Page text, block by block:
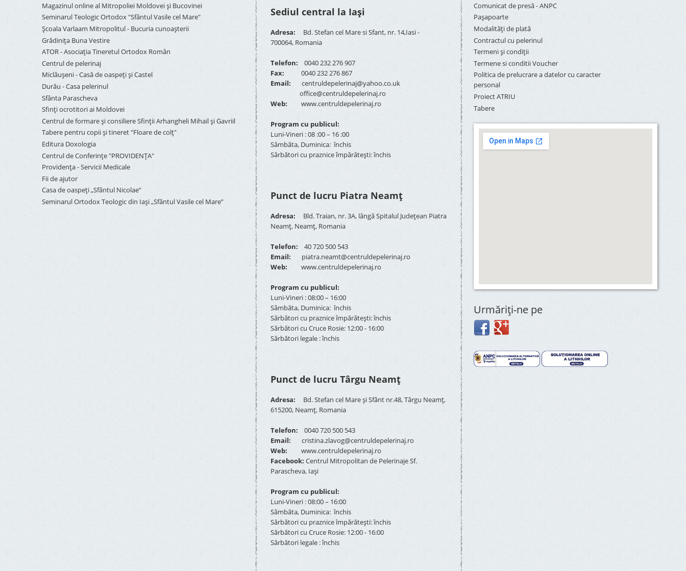
Magazinul online al Mitropoliei Moldovei și Bucovinei
Seminarul Teologic Ortodox "Sfântul Vasile cel Mare"
Şcoala Varlaam Mitropolitul - Bucuria cunoaşterii
Grădinița Buna Vestire
ATOR - Asociaţia Tineretul Ortodox Român
Centrul de pelerinaj
Miclăușeni - Casă de oaspeţi şi Castel
Durău - Casa pelerinul
Sfânta Parascheva
Sfinți ocrotitori ai Moldovei
Centrul de formare și consiliere Sfinții Arhangheli Mihail și Gavriil
Tabere pentru copii şi tineret "Floare de colţ"
Editura Doxologia
Centrul de Conferinţe "PROVIDENŢA"
Providenţa - Servicii Medicale
Fii de ajutor
Casa de oaspeți „Sfântul Nicolae”
Seminarul Ortodox Teologic din Iași „Sfântul Vasile cel Mare”
Sediul central la Iași
Adresa: Bd. Stefan cel Mare si Sfant, nr. 14,Iasi -
700064, Romania
Telefon:0040 232 276 907
Fax: 0040 232 276 867
Email:
centruldepelerinaj@yahoo.co.uk
office@centruldepelerinaj.ro
Web:
www.centruldepelerinaj.ro
Program cu publicul:
Luni-Vineri : 08 :00 – 16 :00
Sâmbăta, Duminica: închis
Sărbători cu praznice împărătești: închis
Punct de lucru Piatra Neamț
Adresa: Bld. Traian, nr. 3A, lângă Spitalul Județean Piatra
Neamț, Neamț, Romania
Telefon: 40 720 500 543
Email:
piatra.neamt@centruldepelerinaj.ro
Web:
www.centruldepelerinaj.ro
Program cu publicul:
Luni-Vineri : 08:00 – 16:00
Sâmbăta, Duminica: închis
Sărbători cu praznice împărătești: închis
Sărbători cu Cruce Rosie: 12:00 - 16:00
Sărbători legale : închis
Punct de lucru Târgu Neamț
Adresa: Bd. Stefan cel Mare și Sfânt nr.48, Târgu Neamț,
615200, Neamț, Romania
Telefon: 0040 720 500 543
Email:
cristina.zlavog@centruldepelerinaj.ro
Web:
www.centruldepelerinaj.ro
Facebook: Centrul Mitropolitan de Pelerinaje Sf.
Parascheva, Iași
Program cu publicul:
Luni-Vineri : 08:00 – 16:00
Sâmbăta, Duminica: închis
Sărbători cu praznice împărătești: închis
Sărbători cu Cruce Rosie: 12:00 - 16:00
Sărbători legale : închis
Comunicat de presă - ANPC
Pașapoarte
Modalități de plată
Contractul cu pelerinul
Termeni și condiții
Termene si conditii Voucher
Politica de prelucrare a datelor cu caracter
personal
Proiect ATRIU
Tabere
Urmăriţi-ne pe